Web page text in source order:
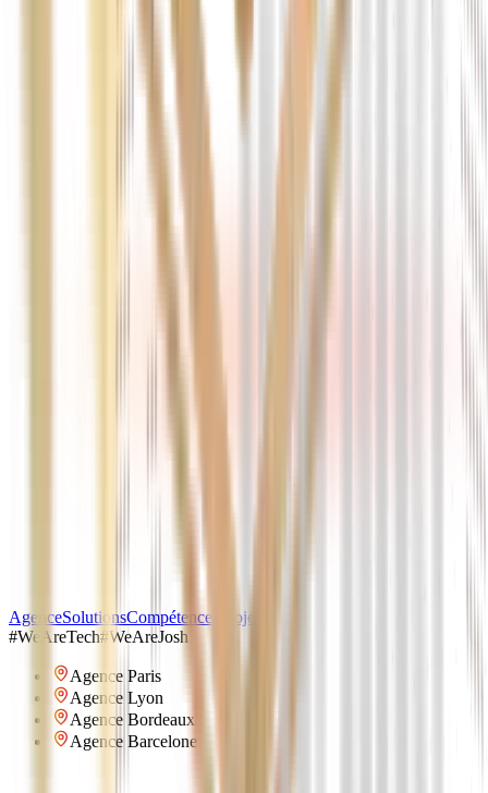
AgenceSolutionsCompétences
Projets
#WeAreTech#WeAreJosh
Agence Paris
Agence Lyon
Agence Bordeaux
Agence Barcelone